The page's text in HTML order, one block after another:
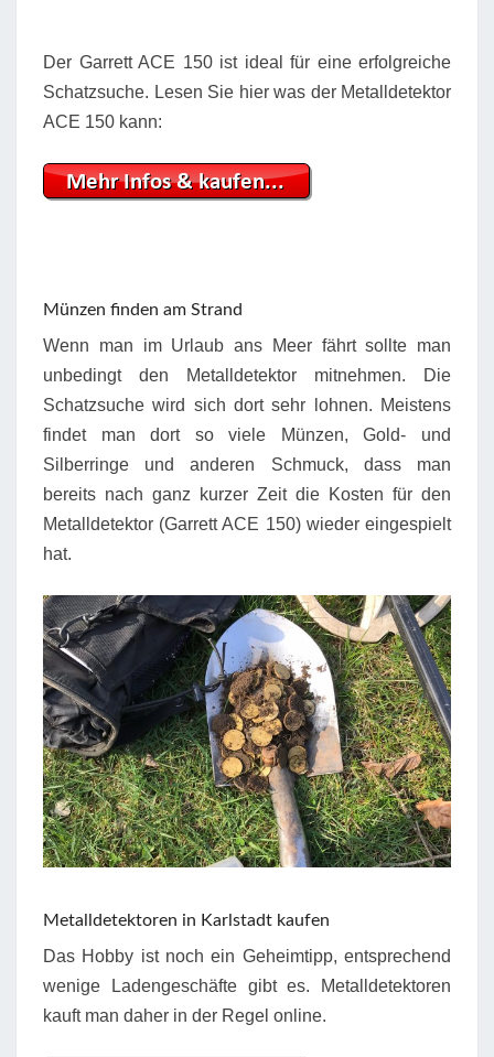
Der Garrett ACE 150 ist ideal für eine erfolgreiche
Schatzsuche. Lesen Sie hier was der Metalldetektor
ACE 150 kann:
Münzen finden am Strand
Wenn man im Urlaub ans Meer fährt sollte man
unbedingt den Metalldetektor mitnehmen. Die
Schatzsuche wird sich dort sehr lohnen. Meistens
findet man dort so viele Münzen, Gold- und
Silberringe und anderen Schmuck, dass man
bereits nach ganz kurzer Zeit die Kosten für den
Metalldetektor (Garrett ACE 150) wieder eingespielt
hat.
Metalldetektoren in Karlstadt kaufen
Das Hobby ist noch ein Geheimtipp, entsprechend
wenige Ladengeschäfte gibt es. Metalldetektoren
kauft man daher in der Regel online.